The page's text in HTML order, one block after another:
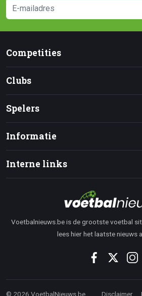
Competities
Clubs
Spelers
Informatie
Interne links
Voetbalnieuws.be is de grootste voetbal
lees hier het laatste nieuws
© 2026 VoetbalNieuws.be Disclaimer